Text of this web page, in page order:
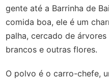
gente até a Barrinha de
comida boa, ele é um
palha, cercado de
brancos e outras flores.
O polvo é o carro-chefe,